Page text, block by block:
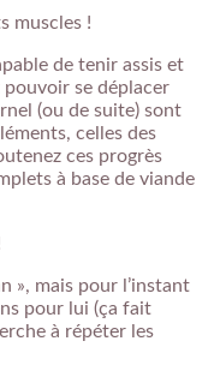
muscles !
de tenir assis et
se déplacer
(ou de suite) sont
celles des
ces progrès
à base de viande
», mais pour l’instant
pour lui (ça fait
à répéter les